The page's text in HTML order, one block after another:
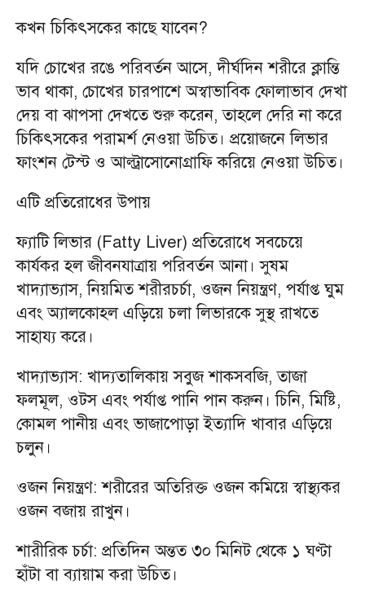
কখন চিকিৎসকের কাছে যাবেন?
যদি চোখের রঙে পরিবর্তন আসে, দীর্ঘদিন শরীরে ক্লান্তি
ভাব থাকা, চোখের চারপাশে অস্বাভাবিক ফোলাভাব দেখা
দেয় বা ঝাপসা দেখতে শুরু করেন, তাহলে দেরি না করে
চিকিৎসকের পরামর্শ নেওয়া উচিত। প্রয়োজনে লিভার
ফাংশন টেস্ট ও আল্ট্রাসোনোগ্রাফি করিয়ে নেওয়া উচিত।
এটি প্রতিরোধের উপায়
ফ্যাটি লিভার (Fatty Liver) প্রতিরোধে সবচেয়ে
কার্যকর হল জীবনযাত্রায় পরিবর্তন আনা। সুষম
খাদ্যাভ্যাস, নিয়মিত শরীরচর্চা, ওজন নিয়ন্ত্রণ, পর্যাপ্ত ঘুম
এবং অ্যালকোহল এড়িয়ে চলা লিভারকে সুস্থ রাখতে
সাহায্য করে।
খাদ্যাভ্যাস: খাদ্যতালিকায় সবুজ শাকসবজি, তাজা
ফলমূল, ওটস এবং পর্যাপ্ত পানি পান করুন। চিনি, মিষ্টি,
কোমল পানীয় এবং ভাজাপোড়া ইত্যাদি খাবার এড়িয়ে
চলুন।
ওজন নিয়ন্ত্রণ: শরীরের অতিরিক্ত ওজন কমিয়ে স্বাস্থ্যকর
ওজন বজায় রাখুন।
শারীরিক চর্চা: প্রতিদিন অন্তত ৩০ মিনিট থেকে ১ ঘণ্টা
হাঁটা বা ব্যায়াম করা উচিত।